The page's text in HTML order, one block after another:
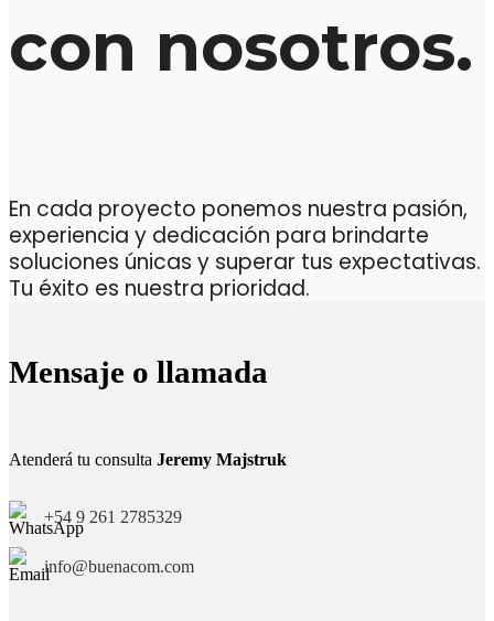
con nosotros.
En cada proyecto ponemos nuestra pasión,
experiencia y dedicación para brindarte
soluciones únicas y superar tus expectativas.
Tu éxito es nuestra prioridad.
Mensaje o llamada
Atenderá tu consulta Jeremy Majstruk
+54 9 261 2785329
info@buenacom.com